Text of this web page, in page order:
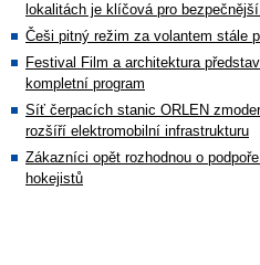
lokalitách je klíčová pro
Češi pitný režim za volantem stále
Festival Film a architektura
kompletní program
Síť čerpacích stanic ORLEN
rozšíří elektromobilní infrastrukturu
Zákazníci opět rozhodnou o
hokejistů